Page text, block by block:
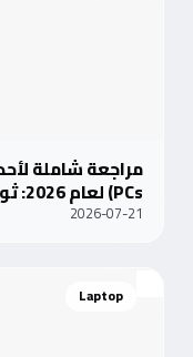
PCs) لعام 2026: ثورة الإنتاجية
2026-07-21
Laptop